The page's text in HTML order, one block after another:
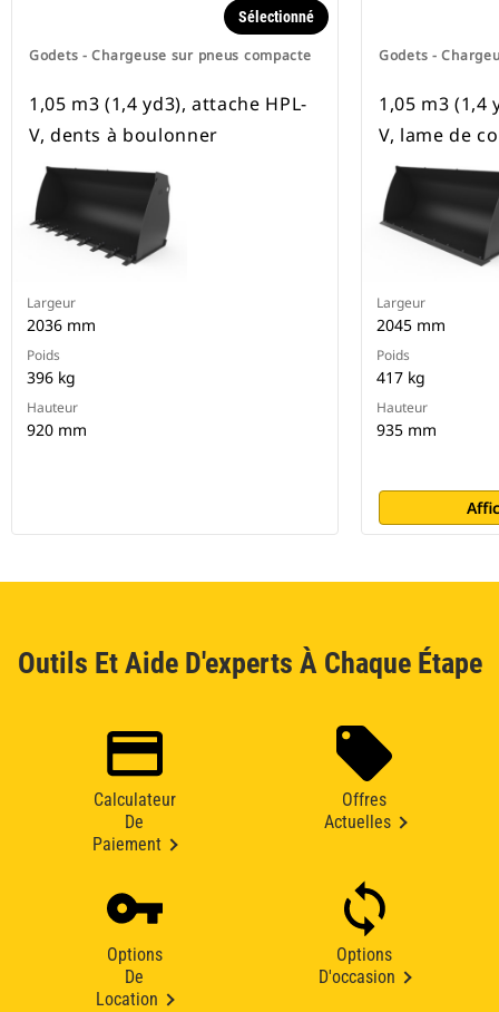
Godets - Chargeuse sur pneus compacte
Sélectionné
1,05 m3 (1,4 yd3), attache HPL-
V, dents à boulonner
Largeur
2036 mm
Poids
396 kg
Hauteur
920 mm
Godets -
1,05 m3 (1,4
V, lame de
Largeur
2045 mm
Poids
417 kg
Hauteur
935 mm
Outils Et Aide D'experts À Chaque Étape
Calculateur
De
Paiement
Offres
Actuelles
Options
De
Location
Options
D'occasion